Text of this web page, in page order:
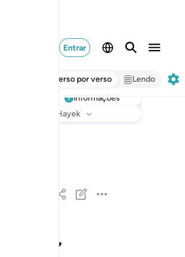
Entrar
Verso por verso Lendo
informações
: Samir El-Hayek
يَـٰٓأَيُّهَا ٱلنَّاسُ ٱتَّقُوا۟